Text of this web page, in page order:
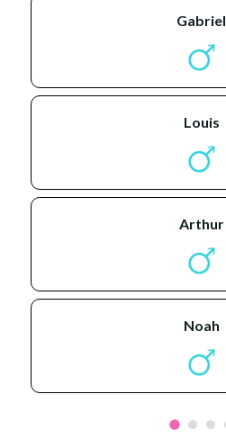
gabriel
louis
arthur
noah